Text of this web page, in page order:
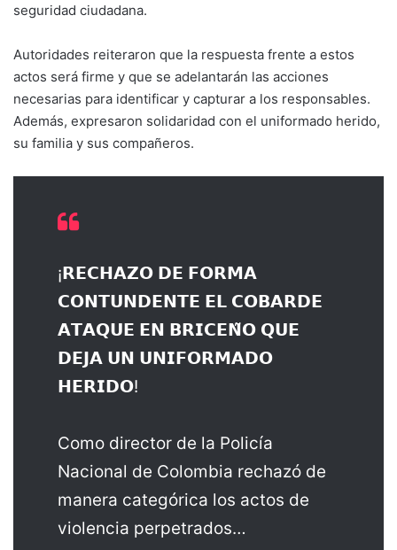
seguridad ciudadana.
Autoridades reiteraron que la respuesta frente a estos
actos será firme y que se adelantarán las acciones
necesarias para identificar y capturar a los responsables.
Además, expresaron solidaridad con el uniformado herido,
su familia y sus compañeros.
¡𝗥𝗘𝗖𝗛𝗔𝗭𝗢 𝗗𝗘 𝗙𝗢𝗥𝗠𝗔
𝗖𝗢𝗡𝗧𝗨𝗡𝗗𝗘𝗡𝗧𝗘 𝗘𝗟 𝗖𝗢𝗕𝗔𝗥𝗗𝗘
𝗔𝗧𝗔𝗤𝗨𝗘 𝗘𝗡 𝗕𝗥𝗜𝗖𝗘𝗡̃𝗢 𝗤𝗨𝗘
𝗗𝗘𝗝𝗔 𝗨𝗡 𝗨𝗡𝗜𝗙𝗢𝗥𝗠𝗔𝗗𝗢
𝗛𝗘𝗥𝗜𝗗𝗢!
Como director de la Policía
Nacional de Colombia rechazó de
manera categórica los actos de
violencia perpetrados…